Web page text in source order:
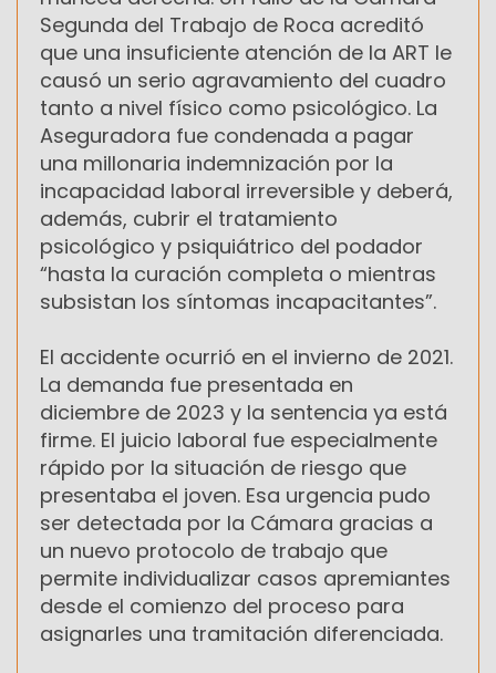
Segunda del Trabajo de Roca acreditó
que una insuficiente atención de la ART le
causó un serio agravamiento del cuadro
tanto a nivel físico como psicológico. La
Aseguradora fue condenada a pagar
una millonaria indemnización por la
incapacidad laboral irreversible y deberá,
además, cubrir el tratamiento
psicológico y psiquiátrico del podador
“hasta la curación completa o mientras
subsistan los síntomas incapacitantes”.
El accidente ocurrió en el invierno de 2021.
La demanda fue presentada en
diciembre de 2023 y la sentencia ya está
firme. El juicio laboral fue especialmente
rápido por la situación de riesgo que
presentaba el joven. Esa urgencia pudo
ser detectada por la Cámara gracias a
un nuevo protocolo de trabajo que
permite individualizar casos apremiantes
desde el comienzo del proceso para
asignarles una tramitación diferenciada.